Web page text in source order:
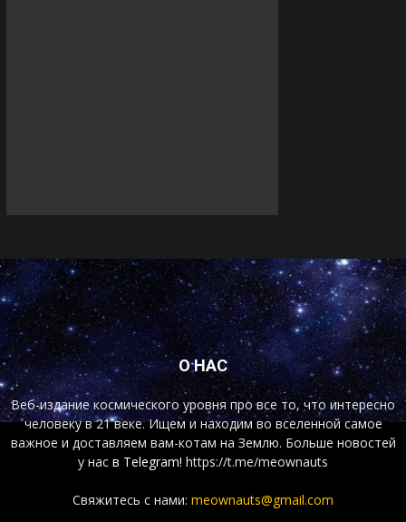
О НАС
Веб-издание космического уровня про все то, что интересно
человеку в 21 веке. Ищем и находим во вселенной самое
важное и доставляем вам-котам на Землю. Больше новостей
у нас в Telegram! https://t.me/meownauts
Свяжитесь с нами: meownauts@gmail.com